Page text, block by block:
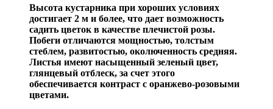
Высота кустарника при хороших условиях
достигает 2 м и более, что дает возможность
садить цветок в качестве плечистой розы.
Побеги отличаются мощностью, толстым
стеблем, развитостью, околюченность средняя.
Листья имеют насыщенный зеленый цвет,
глянцевый отблеск, за счет этого
обеспечивается контраст с оранжево-розовыми
цветами.